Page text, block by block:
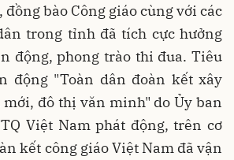
bào Công giáo cùng với các
trong tỉnh đã tích cực hưởng
động, phong trào thi đua. Tiêu
động "Toàn dân đoàn kết xây
đô thị văn minh" do Ủy ban
Việt Nam phát động, trên cơ
kết công giáo Việt Nam đã vận